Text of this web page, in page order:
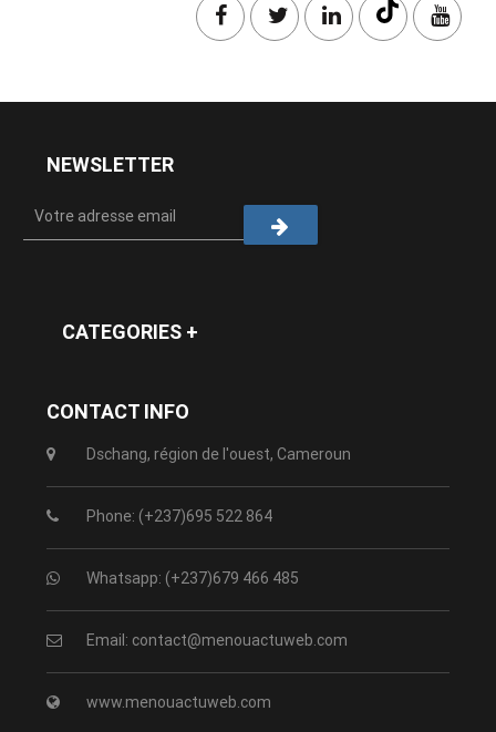
NEWSLETTER
CATEGORIES +
CONTACT INFO
Dschang, région de l'ouest, Cameroun
Phone: (+237)695 522 864
Whatsapp: (+237)679 466 485
Email: contact@menouactuweb.com
www.menouactuweb.com